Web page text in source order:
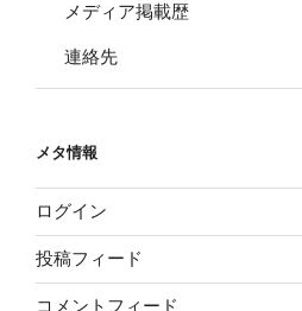
メディア掲載歴
連絡先
メタ情報
ログイン
投稿フィード
コメントフィード